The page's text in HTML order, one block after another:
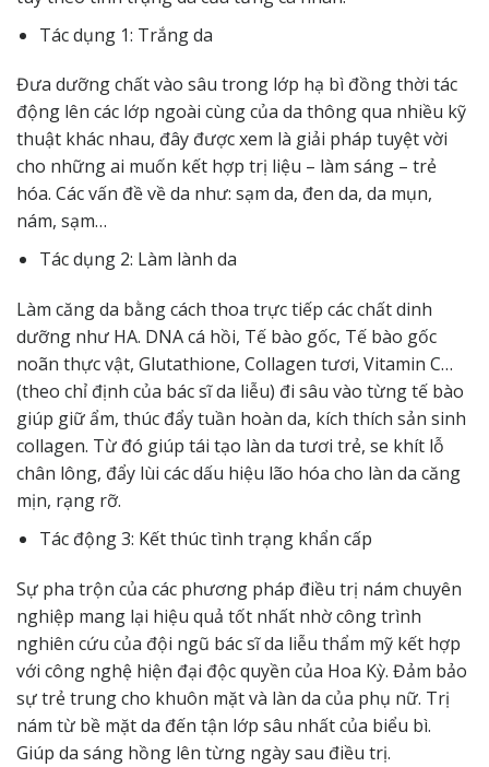
Tác dụng 1: Trắng da
Đưa dưỡng chất vào sâu trong lớp hạ bì đồng thời tác
động lên các lớp ngoài cùng của da thông qua nhiều kỹ
thuật khác nhau, đây được xem là giải pháp tuyệt vời
cho những ai muốn kết hợp trị liệu – làm sáng – trẻ
hóa. Các vấn đề về da như: sạm da, đen da, da mụn,
nám, sạm…
Tác dụng 2: Làm lành da
Làm căng da bằng cách thoa trực tiếp các chất dinh
dưỡng như HA. DNA cá hồi, Tế bào gốc, Tế bào gốc
noãn thực vật, Glutathione, Collagen tươi, Vitamin C…
(theo chỉ định của bác sĩ da liễu) đi sâu vào từng tế bào
giúp giữ ẩm, thúc đẩy tuần hoàn da, kích thích sản sinh
collagen. Từ đó giúp tái tạo làn da tươi trẻ, se khít lỗ
chân lông, đẩy lùi các dấu hiệu lão hóa cho làn da căng
mịn, rạng rỡ.
Tác động 3: Kết thúc tình trạng khẩn cấp
Sự pha trộn của các phương pháp điều trị nám chuyên
nghiệp mang lại hiệu quả tốt nhất nhờ công trình
nghiên cứu của đội ngũ bác sĩ da liễu thẩm mỹ kết hợp
với công nghệ hiện đại độc quyền của Hoa Kỳ. Đảm bảo
sự trẻ trung cho khuôn mặt và làn da của phụ nữ. Trị
nám từ bề mặt da đến tận lớp sâu nhất của biểu bì.
Giúp da sáng hồng lên từng ngày sau điều trị.